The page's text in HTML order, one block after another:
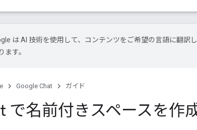
は AI 技術を使用して、コンテンツをご希望の言語に翻訳
ます。
Google Chat ガイド
で名前付きスペースを作